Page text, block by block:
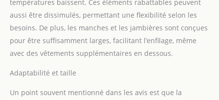
pour une liberté de
températures baissent. Ces éléments rabattables peuvent
aussi être dissimulés, permettant une flexibilité selon les
besoins. De plus, les manches et les jambières sont conçues
pour être suffisamment larges, facilitant l’enfilage, même
avec des vêtements supplémentaires en dessous.
Adaptabilité et taille
Un point souvent mentionné dans les avis est que la